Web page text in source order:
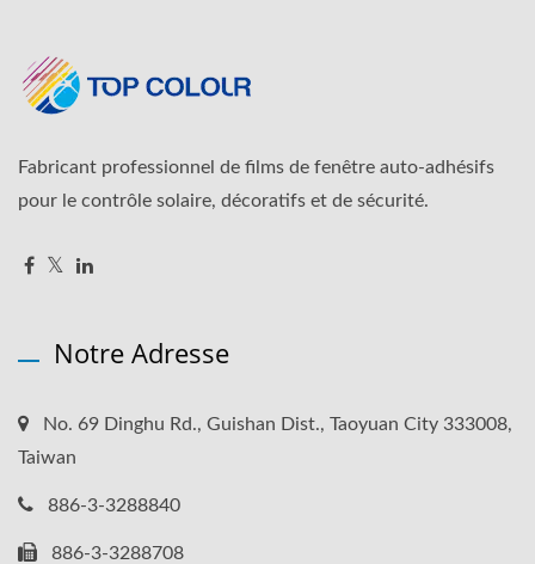
Fabricant professionnel de films de fenêtre auto-adhésifs
pour le contrôle solaire, décoratifs et de sécurité.
Notre Adresse
No. 69 Dinghu Rd., Guishan Dist., Taoyuan City 333008,
Taiwan
886-3-3288840
886-3-3288708